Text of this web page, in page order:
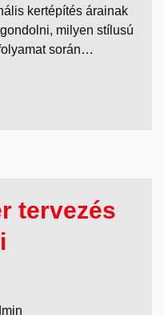
kertépítés árainak
milyen stílusú
során…
tervezés